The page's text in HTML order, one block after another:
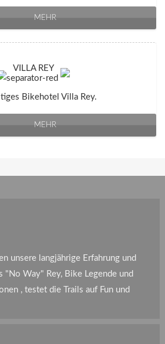
MEHR
VILLA REY
Bikehotel Villa Rey.
MEHR
unsere langjährige Erfahrung und
"No Way" Rey, Bike Legende und
, testet die Trails auf Fun und